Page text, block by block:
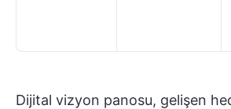
Dijital vizyon panosu, gelişen